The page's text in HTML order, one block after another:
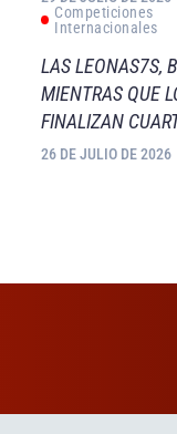
Competiciones
Internacionales
LAS LEONAS7S,
MIENTRAS QUE
FINALIZAN
26 DE JULIO DE 2026